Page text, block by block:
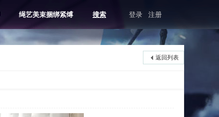
绳艺美束捆绑紧缚 搜索 登录 注册
返回列表